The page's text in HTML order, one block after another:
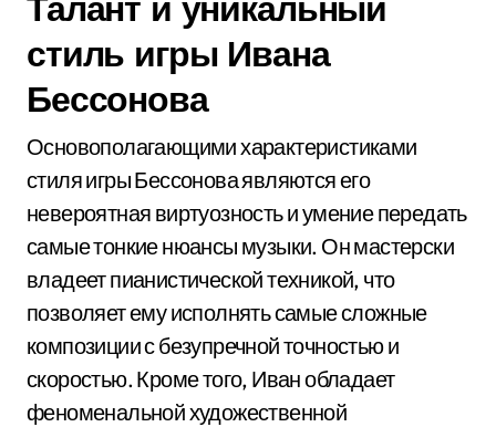
стиль игры Ивана
Бессонова
Основополагающими характеристиками
стиля игры Бессонова являются его
невероятная виртуозность и умение передать
самые тонкие нюансы музыки. Он мастерски
владеет пианистической техникой, что
позволяет ему исполнять самые сложные
композиции с безупречной точностью и
скоростью. Кроме того, Иван обладает
феноменальной художественной